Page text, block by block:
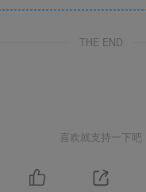
THE END
喜欢就支持一下吧